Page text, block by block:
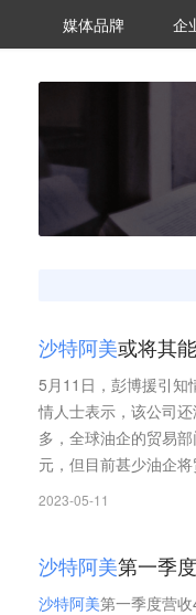
媒体品牌 企
沙特阿美或将其
5月11日，彭博援引知
情人士表示，该公司
多，全球油企的贸易
元，但目前甚少油企
2023-05-11
沙特阿美第一季
沙特阿美第一季度营收